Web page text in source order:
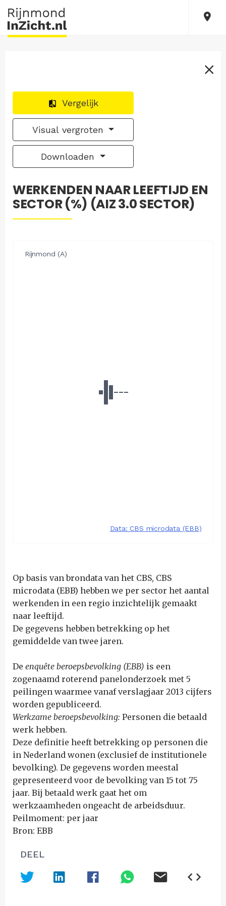
Vergelijk
Visual vergroten
Downloaden
WERKENDEN NAAR LEEFTIJD EN
SECTOR (%) (AIZ 3.0 SECTOR)
Op basis van brondata van het CBS, CBS
microdata (EBB) hebben we per sector het aantal
werkenden in een regio inzichtelijk gemaakt
naar leeftijd.
De gegevens hebben betrekking op het
gemiddelde van twee jaren.
De enquête beroepsbevolking (EBB) is een
zogenaamd roterend panelonderzoek met 5
peilingen waarmee vanaf verslagjaar 2013 cijfers
worden gepubliceerd.
Werkzame beroepsbevolking: Personen die betaald
werk hebben.
Deze definitie heeft betrekking op personen die
in Nederland wonen (exclusief de institutionele
bevolking). De gegevens worden meestal
gepresenteerd voor de bevolking van 15 tot 75
jaar. Bij betaald werk gaat het om
werkzaamheden ongeacht de arbeidsduur.
Peilmoment: per jaar
Bron: EBB
DEEL